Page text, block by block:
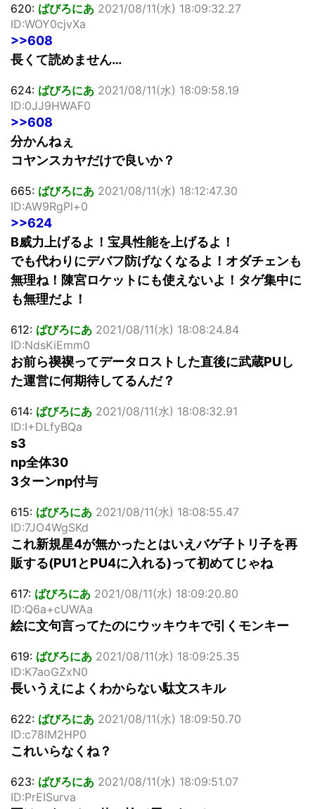
620: ばびろにあ 2021/08/11(水) 18:09:32.27
ID:WOY0cjvXa
>>608
長くて読めません…
624: ばびろにあ 2021/08/11(水) 18:09:58.19
ID:0JJ9HWAF0
>>608
分かんねぇ
コヤンスカヤだけで良いか？
665: ばびろにあ 2021/08/11(水) 18:12:47.30
ID:AW9RgPl+0
>>624
B威力上げるよ！宝具性能を上げるよ！
でも代わりにデバフ防げなくなるよ！オダチェンも
無理ね！陳宮ロケットにも使えないよ！タゲ集中に
も無理だよ！
612: ばびろにあ 2021/08/11(水) 18:08:24.84
ID:NdsKiEmm0
お前ら禊禊ってデータロストした直後に武蔵PUし
た運営に何期待してるんだ？
614: ばびろにあ 2021/08/11(水) 18:08:32.91
ID:I+DLfyBQa
s3
np全体30
3ターンnp付与
615: ばびろにあ 2021/08/11(水) 18:08:55.47
ID:7JO4WgSKd
これ新規星4が無かったとはいえバゲ子トリ子を再
販する(PU1とPU4に入れる)って初めてじゃね
617: ばびろにあ 2021/08/11(水) 18:09:20.80
ID:Q6a+cUWAa
絵に文句言ってたのにウッキウキで引くモンキー
619: ばびろにあ 2021/08/11(水) 18:09:25.35
ID:K7aoGZxN0
長いうえによくわからない駄文スキル
622: ばびろにあ 2021/08/11(水) 18:09:50.70
ID:c78IM2HP0
これいらなくね？
623: ばびろにあ 2021/08/11(水) 18:09:51.07
ID:PrEISurva